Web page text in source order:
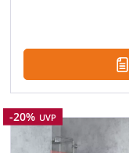
Rabatt
-20% UVP